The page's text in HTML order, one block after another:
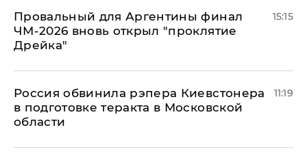
Провальный для Аргентины финал
ЧМ-2026 вновь открыл "проклятие
Дрейка"
15:15
Россия обвинила рэпера Киевстонера
в подготовке теракта в Московской
области
11:19